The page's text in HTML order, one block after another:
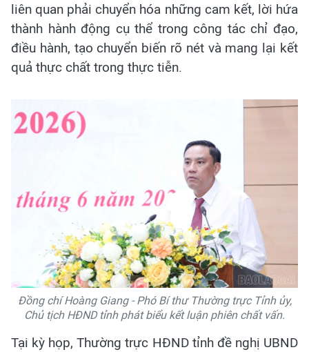
liên quan phải chuyển hóa những cam kết, lời hứa
thành hành động cụ thể trong công tác chỉ đạo,
điều hành, tạo chuyển biến rõ nét và mang lại kết
quả thực chất trong thực tiễn.
Đồng chí Hoàng Giang - Phó Bí thư Thường trực Tỉnh ủy,
Chủ tịch HĐND tỉnh phát biểu kết luận phiên chất vấn.
Tại kỳ họp, Thường trực HĐND tỉnh đề nghị UBND